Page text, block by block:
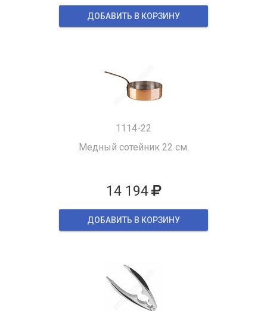
ДОБАВИТЬ В КОРЗИНУ
1114-22
Медный сотейник 22 см.
14 194
ДОБАВИТЬ В КОРЗИНУ